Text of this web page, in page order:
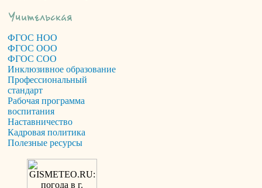
ФГОС НОО
ФГОС ООО
ФГОС СОО
Инклюзивное образование
Профессиональный
стандарт
Рабочая программа
воспитания
Наставничество
Кадровая политика
Полезные ресурсы